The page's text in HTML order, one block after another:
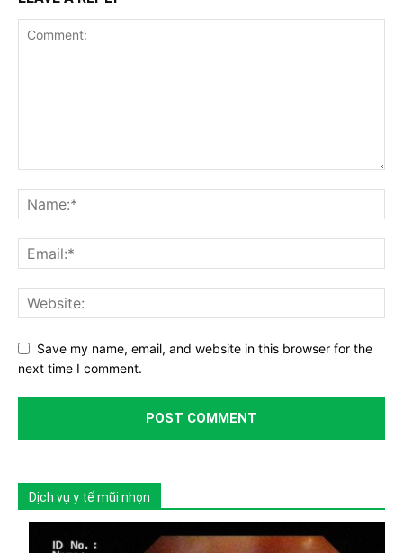
Save my name, email, and website in this browser for the
next time I comment.
Dịch vụ y tế mũi nhọn